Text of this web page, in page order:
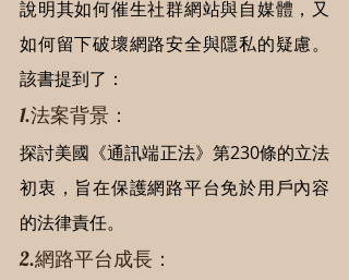
說明其如何催生社群網站與自媒體，又
如何留下破壞網路安全與隱私的疑慮。
該書提到了：
1.法案背景：
探討美國《通訊端正法》第230條的立法
初衷，旨在保護網路平台免於用戶內容
的法律責任。
2.網路平台成長：